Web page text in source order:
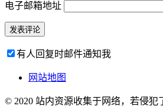
电子邮箱地址
有人回复时邮件通知我
网站地图
© 2020 站内资源收集于网络，若侵犯